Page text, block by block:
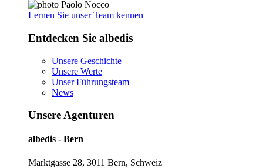
Lernen Sie unser Team kennen
Entdecken Sie albedis
Unsere Geschichte
Unsere Werte
Unser Führungsteam
News
Unsere Agenturen
albedis - Bern
Marktgasse 28, 3011 Bern, Schweiz